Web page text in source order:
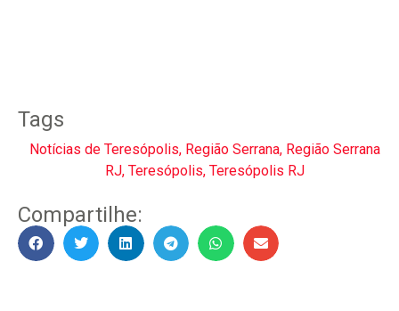
Tags
Notícias de Teresópolis, Região Serrana, Região Serrana
RJ, Teresópolis, Teresópolis RJ
Compartilhe: